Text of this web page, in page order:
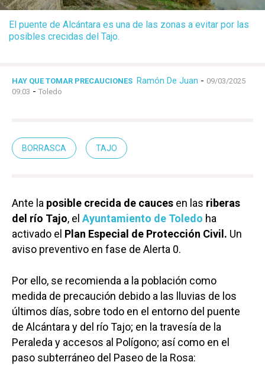
El puente de Alcántara es una de las zonas a evitar por las
posibles crecidas del Tajo.
HAY QUE TOMAR PRECAUCIONES Ramón De Juan - 09/03/2025
09:03 - Toledo
BORRASCA TAJO
Ante la posible crecida de cauces en las riberas
del río Tajo, el Ayuntamiento de Toledo ha
activado el Plan Especial de Protección Civil. Un
aviso preventivo en fase de Alerta 0.
Por ello, se recomienda a la población como
medida de precaución debido a las lluvias de los
últimos días, sobre todo en el entorno del puente
de Alcántara y del río Tajo; en la travesía de la
Peraleda y accesos al Polígono; así como en el
paso subterráneo del Paseo de la Rosa: